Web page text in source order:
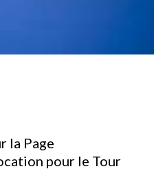
la Page
pour le Tour